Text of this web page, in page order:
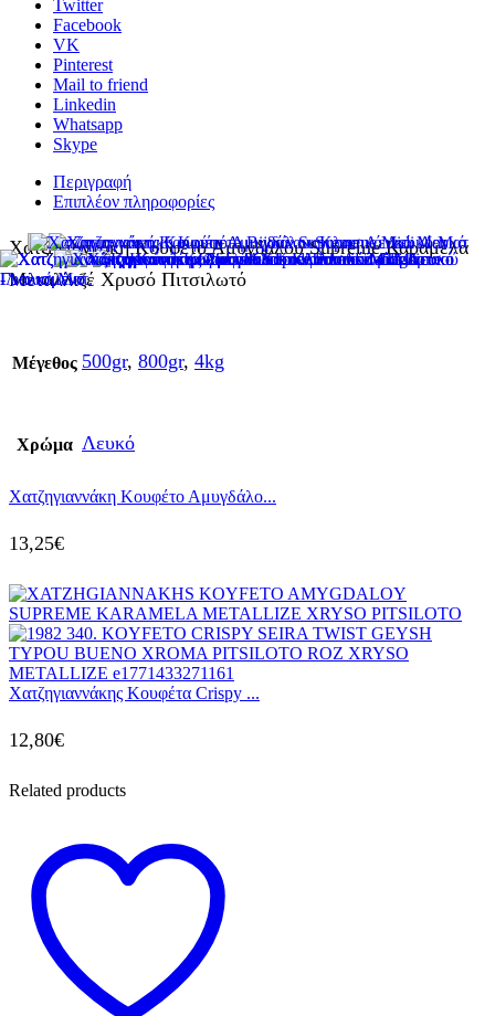
Twitter
Facebook
VK
Pinterest
Mail to friend
Linkedin
Whatsapp
Skype
Περιγραφή
Επιπλέον πληροφορίες
Χατζηγιαννάκη Κουφέτο Αμυγδάλου Supreme Καραμέλα
Μεταλλιζέ Χρυσό Πιτσιλωτό
Μέγεθος 500gr, 800gr, 4kg
Χρώμα Λευκό
Χατζηγιαννάκη Κουφέτο Αμυγδάλο...
13,25€
Χατζηγιαννάκης Κουφέτα Crispy ...
12,80€
Related products